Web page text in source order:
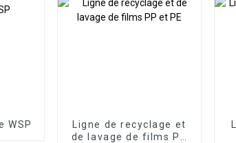
WSP
Ligne de recyclage et
de lavage de films PP